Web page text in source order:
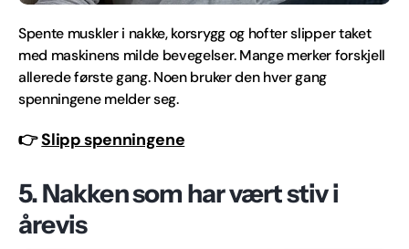
Spente muskler i nakke, korsrygg og hofter slipper taket
med maskinens milde bevegelser. Mange merker forskjell
allerede første gang. Noen bruker den hver gang
spenningene melder seg.
👉Slipp spenningene
5. Nakken som har vært stiv i
årevis